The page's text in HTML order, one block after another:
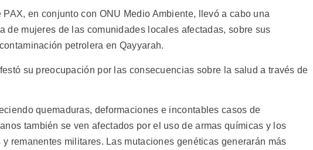
en conjunto con ONU Medio Ambiente, llevó a cabo una
de mujeres de las comunidades locales afectadas, sobre sus
petrolera en Qayyarah.
su preocupación por las consecuencias sobre la salud a través de
quemaduras, deformaciones e incontables casos de
también se ven afectados por el uso de armas químicas y los
remanentes militares. Las mutaciones genéticas generarán más